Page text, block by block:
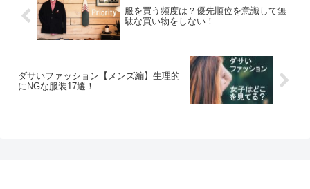
服を買う頻度は？優先順位を意識して無
駄な買い物をしない！
ダサいファッション【メンズ編】生理的
にNGな服装17選！